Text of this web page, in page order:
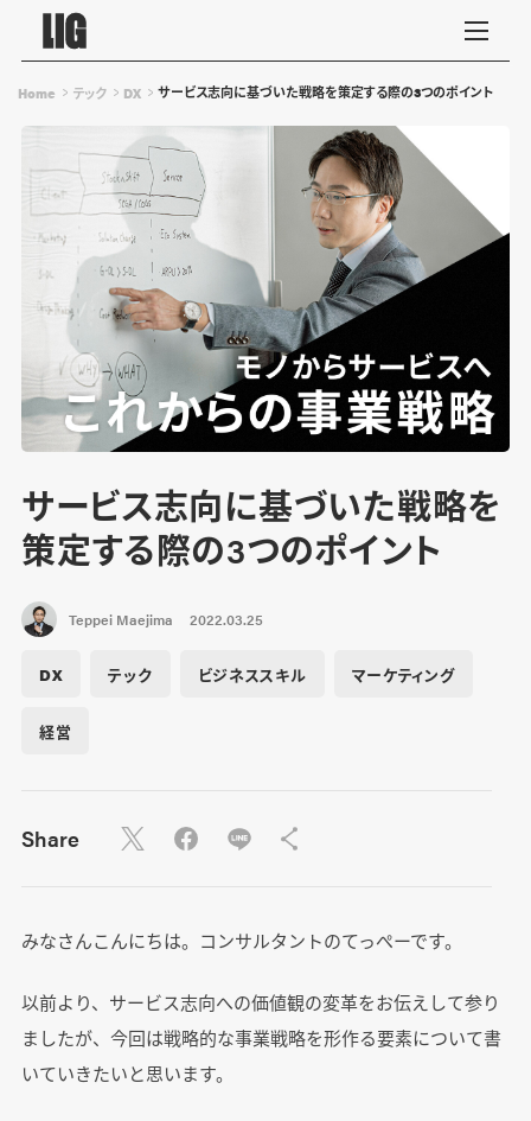
Home テック DX サービス志向に基づいた戦略を策定する際の3つのポイント
サービス志向に基づいた戦略を
策定する際の3つのポイント
Teppei Maejima 2022.03.25
DX テック ビジネススキル マーケティング
経営
Share
みなさんこんにちは。コンサルタントのてっぺーです。
以前より、サービス志向への価値観の変革をお伝えして参り
ましたが、今回は戦略的な事業戦略を形作る要素について書
いていきたいと思います。